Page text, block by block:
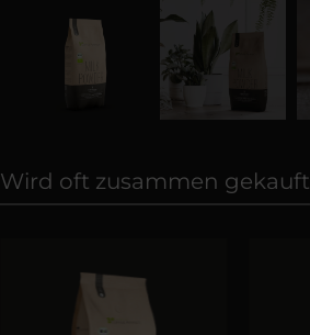
Wird oft zusammen gekauft